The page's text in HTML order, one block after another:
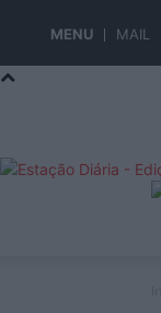
MENU MAIL